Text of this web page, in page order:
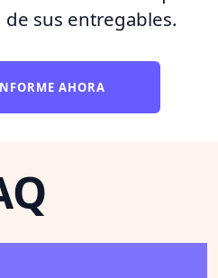
de sus entregables.
AHORA